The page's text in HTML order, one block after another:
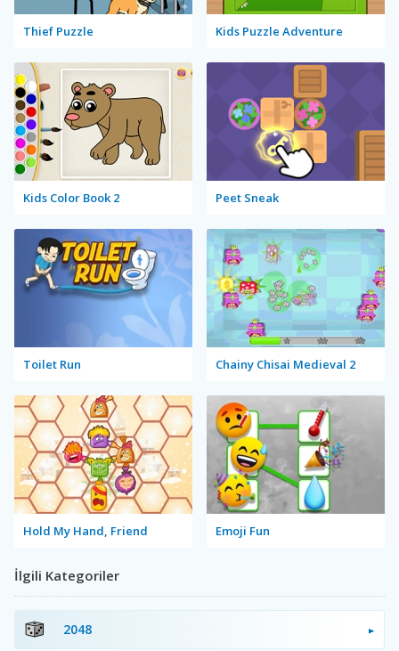
Thief Puzzle Kids Puzzle Adventure
Kids Color Book 2 Peet Sneak
Toilet Run Chainy Chisai Medieval 2
Hold My Hand, Friend Emoji Fun
İlgili Kategoriler
2048